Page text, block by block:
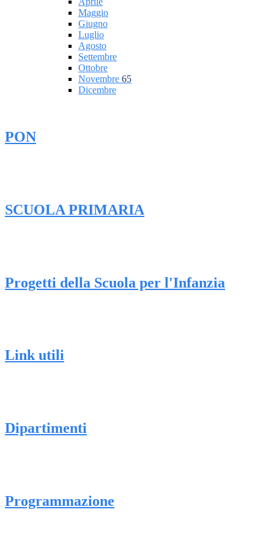
Maggio
Giugno
Luglio
Agosto
Settembre
Ottobre
Novembre 65
Dicembre
PON
SCUOLA PRIMARIA
Progetti della Scuola per l'Infanzia
Link utili
Dipartimenti
Programmazione